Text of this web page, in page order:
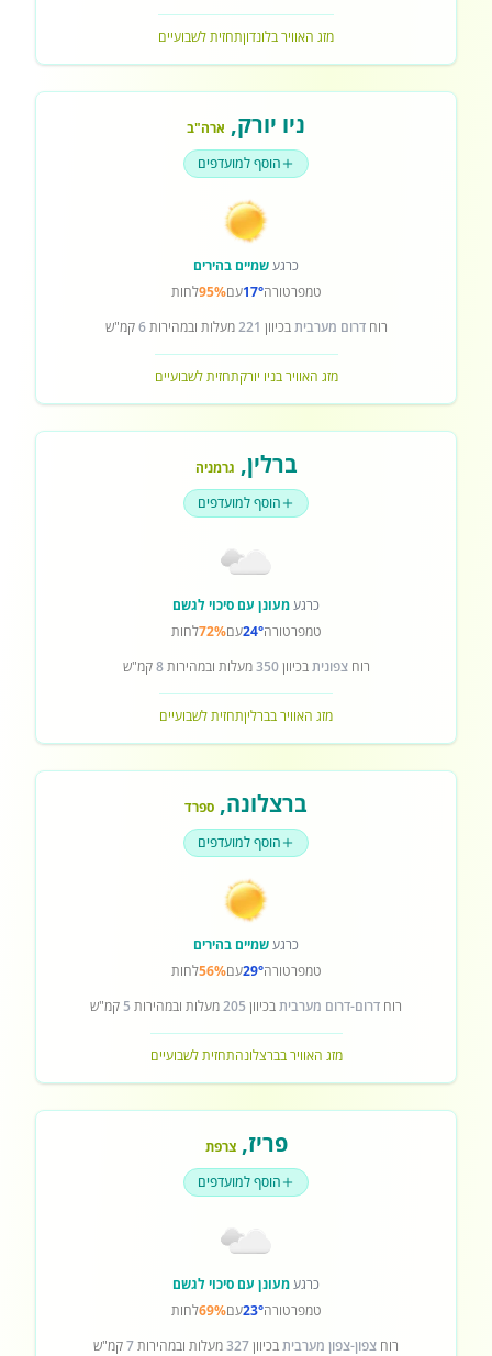
מזג האוויר בלונדוןתחזית לשבועיים
ניו יורק, ארה"ב
הוסף למועדפים
כרגעשמיים בהירים
טמפרטורה17°עם95%לחות
רוחדרום מערביתבכיוון 221מעלות ובמהירות6קמ"ש
מזג האוויר בניו יורקתחזית לשבועיים
ברלין, גרמניה
הוסף למועדפים
כרגעמעונן עם סיכוי לגשם
טמפרטורה24°עם72%לחות
רוחצפוניתבכיוון350מעלות ובמהירות8קמ"ש
מזג האוויר בברליןתחזית לשבועיים
ברצלונה, ספרד
הוסף למועדפים
כרגעשמיים בהירים
טמפרטורה29°עם56%לחות
רוח דרום-דרום מערביתבכיוון 205מעלות ובמהירות 5 קמ"ש
מזג האוויר בברצלונהתחזית לשבועיים
פריז,צרפת
הוסף למועדפים
כרגעמעונן עם סיכוי לגשם
טמפרטורה23°עם69%לחות
רוח צפון-צפון מערביתבכיוון327מעלות ובמהירות7קמ"ש